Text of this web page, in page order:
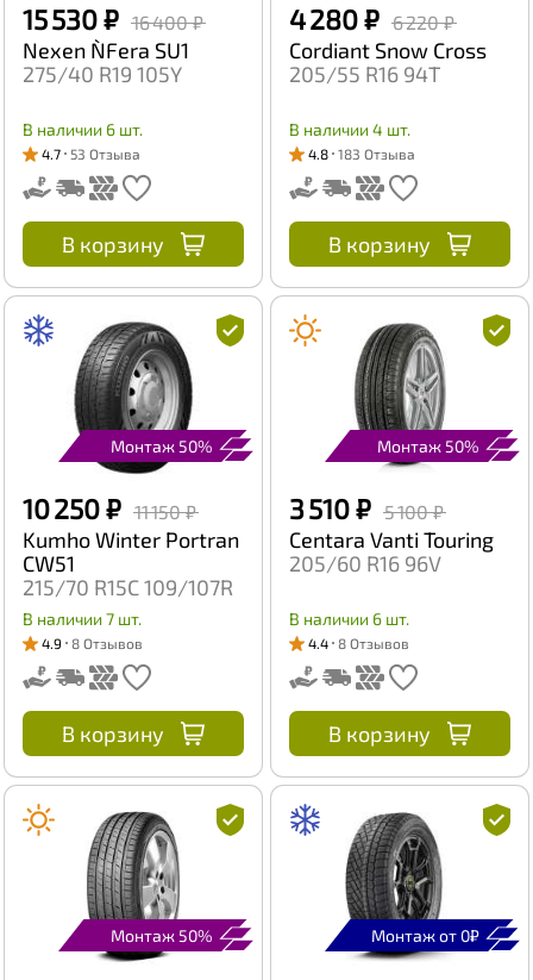
15 530 ₽ 16 400 ₽
Nexen N`Fera SU1
275/40 R19 105Y
В наличии 6 шт.
4.7 53 Отзыва
В корзину
4 280 ₽ 6 220 ₽
Cordiant Snow Cross
205/55 R16 94T
В наличии 4 шт.
4.8 183 Отзыва
В корзину
Монтаж 50%
10 250 ₽ 11 150 ₽
Kumho Winter Portran
CW51
215/70 R15C 109/107R
В наличии 7 шт.
4.9 8 Отзывов
В корзину
Монтаж 50%
3 510 ₽ 5 100 ₽
Centara Vanti Touring
205/60 R16 96V
В наличии 6 шт.
4.4 8 Отзывов
В корзину
Монтаж 50% Монтаж от 0₽